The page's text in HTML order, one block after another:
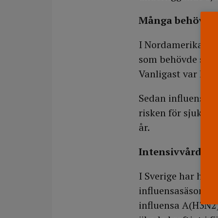
Många behövde
I Nordamerika,
som behövde
Vanligast var
Sedan
risken för
år.
I Sverige har
influensa